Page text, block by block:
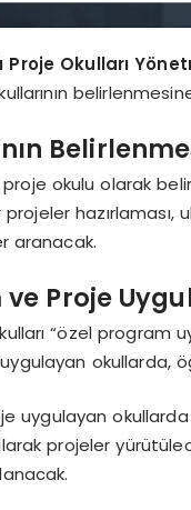
Proje Okulları
okulu olarak
projeler
aranacak.
ve Proje
“özel program
uygulayan
uygulayan
projeler